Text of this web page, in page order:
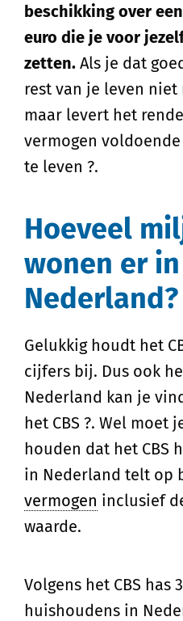
beschikking over
euro die je voor
zetten. Als je dat
rest van je leven niet
maar levert het
vermogen voldoende
te leven ?.
Hoeveel
wonen er in
Nederland?
Gelukkig houdt het
cijfers bij. Dus ook
Nederland kan je
het CBS ?. Wel moet
houden dat het CBS
in Nederland telt op
vermogen inclusief
waarde.
Volgens het CBS has
huishoudens in